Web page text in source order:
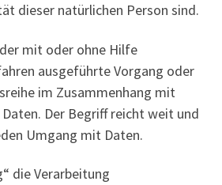
dieser natürlichen Person sind.
mit oder ohne Hilfe
ausgeführte Vorgang oder
im Zusammenhang mit
Der Begriff reicht weit und
Umgang mit Daten.
die Verarbeitung